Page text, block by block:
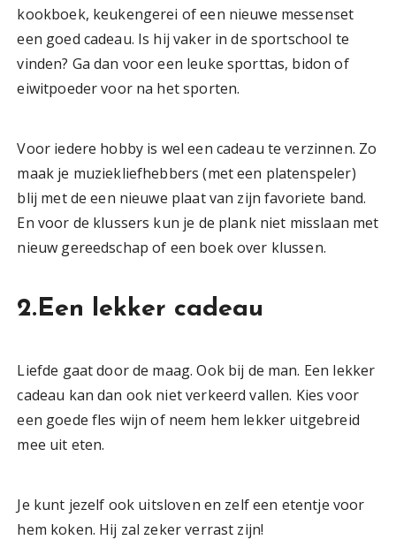
kookboek, keukengerei of een nieuwe messenset
een goed cadeau. Is hij vaker in de sportschool te
vinden? Ga dan voor een leuke sporttas, bidon of
eiwitpoeder voor na het sporten.
Voor iedere hobby is wel een cadeau te verzinnen. Zo
maak je muziekliefhebbers (met een platenspeler)
blij met de een nieuwe plaat van zijn favoriete band.
En voor de klussers kun je de plank niet misslaan met
nieuw gereedschap of een boek over klussen.
2.Een lekker cadeau
Liefde gaat door de maag. Ook bij de man. Een lekker
cadeau kan dan ook niet verkeerd vallen. Kies voor
een goede fles wijn of neem hem lekker uitgebreid
mee uit eten.
Je kunt jezelf ook uitsloven en zelf een etentje voor
hem koken. Hij zal zeker verrast zijn!